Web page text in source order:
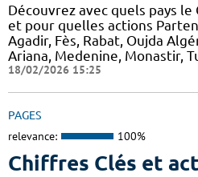
Découvrez avec quels pays le
et pour quelles actions
Agadir, Fès, Rabat, Oujda
Ariana, Medenine, Monastir,
18/02/2026 15:25
PAGES
relevance: 100%
Chiffres Clés et